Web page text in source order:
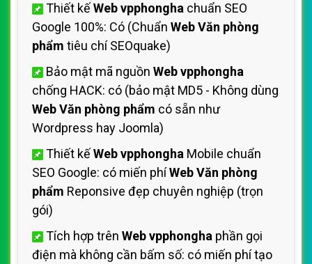
Thiết kếWeb vpphongha chuẩn SEO
Google 100%: Có (Chuẩn Web Văn phòng
phẩm tiêu chí SEOquake)
Bảo mật mã nguồn Web vpphongha
chống HACK: có (bảo mật MD5 - Không dùng
Web Văn phòng phẩm có sẵn như
Wordpress hay Joomla)
Thiết kếWeb vpphongha Mobile chuẩn
SEO Google: có miến phíWeb Văn phòng
phẩm Reponsive đẹp chuyên nghiệp (trọn
gói)
Tích hợp trên Web vpphongha phần gọi
điện mà không cần bấm số: có miến phí tạo